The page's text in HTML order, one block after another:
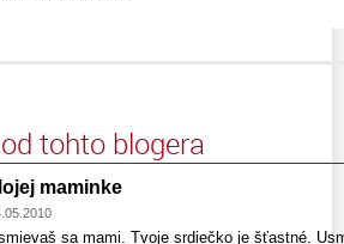
tohto blogera
maminke
sa mami. Tvoje srdiečko je šťastné.